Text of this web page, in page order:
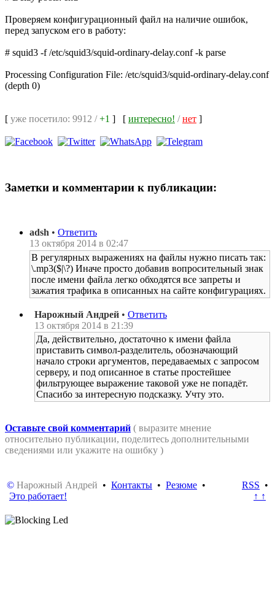
Проверяем конфигурационный файл на наличие ошибок,
перед запуском его в работу:
# squid3 -f /etc/squid3/squid-ordinary-delay.conf -k parse
Processing Configuration File: /etc/squid3/squid-ordinary-delay.conf
(depth 0)
[ уже посетило: 9912 /+1 ] [ интересно! /нет ]
Заметки и комментарии к публикации:
adsh • Ответить
13 октября 2014 в 02:47
В регулярных выражениях на файлы нужно писать так:
\.mp3($|\?) Иначе просто добавив вопросительный знак
после имени файла легко обходятся все запреты и
зажатия трафика в описанных на сайте конфигурациях.
Нарожный Андрей • Ответить
13 октября 2014 в 21:39
Да, действительно, достаточно к имени файла
приставить символ-разделитель, обозначающий
начало строки аргументов, передаваемых с запросом
серверу, и под описанное в статье простейшее
фильтрующее выражение таковой уже не попадёт.
Спасибо за интересную подсказку. Учту это.
Оставьте свой комментарий ( выразите мнение
относительно публикации, поделитесь дополнительными
сведениями или укажите на ошибку )
© Нарожный Андрей • Контакты • Резюме •
Это работает!
RSS •
↑ ↑